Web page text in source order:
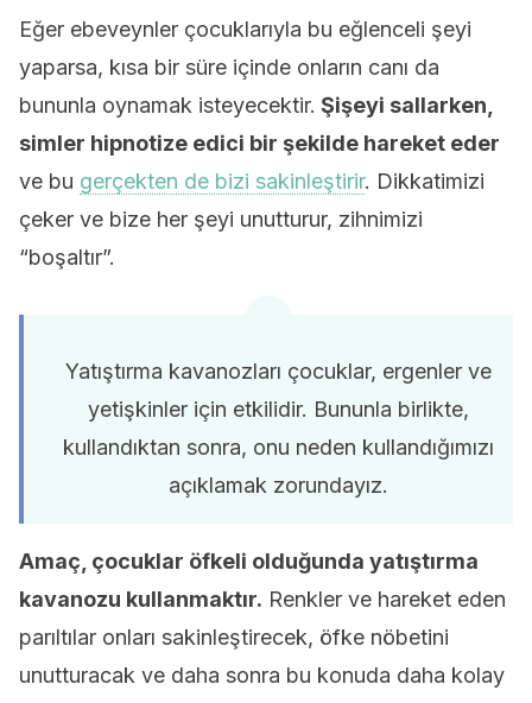
Eğer ebeveynler çocuklarıyla bu eğlenceli şeyi
yaparsa, kısa bir süre içinde onların canı da
bununla oynamak isteyecektir. Şişeyi sallarken,
simler hipnotize edici bir şekilde hareket eder
ve bu gerçekten de bizi sakinleştirir. Dikkatimizi
çeker ve bize her şeyi unutturur, zihnimizi
“boşaltır”.
Yatıştırma kavanozları çocuklar, ergenler ve
yetişkinler için etkilidir. Bununla birlikte,
kullandıktan sonra, onu neden kullandığımızı
açıklamak zorundayız.
Amaç, çocuklar öfkeli olduğunda yatıştırma
kavanozu kullanmaktır. Renkler ve hareket eden
parıltılar onları sakinleştirecek, öfke nöbetini
unutturacak ve daha sonra bu konuda daha kolay